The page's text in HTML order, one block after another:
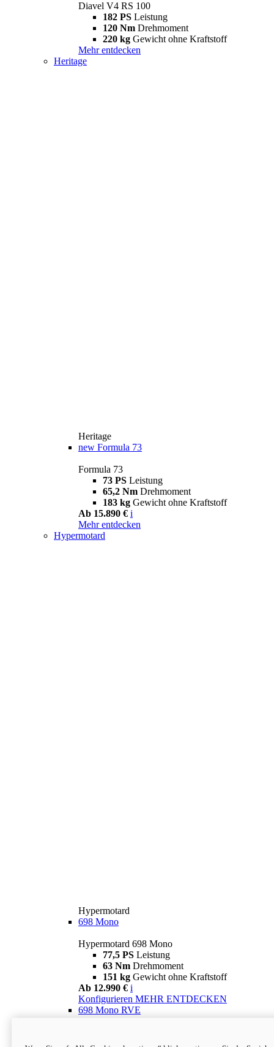
Diavel V4 RS 100
182 PS Leistung
120 Nm Drehmoment
220 kg Gewicht ohne Kraftstoff
Mehr entdecken
Heritage
Heritage
new Formula 73
Formula 73
73 PS Leistung
65,2 Nm Drehmoment
183 kg Gewicht ohne Kraftstoff
Ab 15.890 € i
Mehr entdecken
Hypermotard
Hypermotard
698 Mono
Hypermotard 698 Mono
77,5 PS Leistung
63 Nm Drehmoment
151 kg Gewicht ohne Kraftstoff
Ab 12.990 € i
Konfigurieren MEHR ENTDECKEN
698 Mono RVE
77,5 PS
Leistung